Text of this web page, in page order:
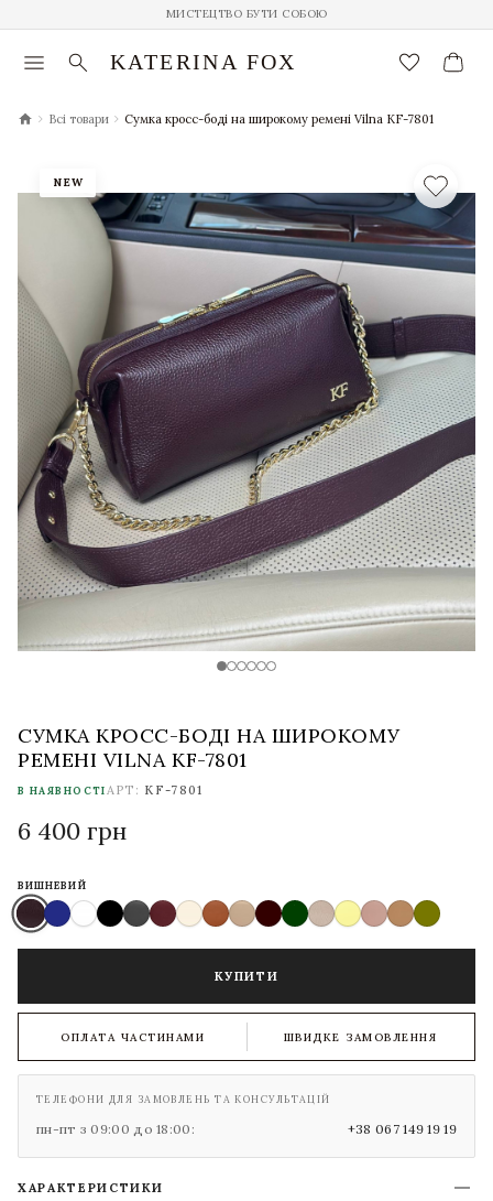
МИСТЕЦТВО БУТИ СОБОЮ
menu search KATERINA FOX favorite_border
chevron_right Всі товари chevron_right Сумка кросс-боді на широкому ремені Vilna KF-7801
NEW
СУМКА КРОСС-БОДІ НА ШИРОКОМУ
РЕМЕНІ VILNA KF-7801
В НАЯВНОСТІАРТ: KF-7801
6 400 грн
ВИШНЕВИЙ
КУПИТИ
ОПЛАТА ЧАСТИНАМИ ШВИДКЕ ЗАМОВЛЕННЯ
ТЕЛЕФОНИ ДЛЯ ЗАМОВЛЕНЬ ТА КОНСУЛЬТАЦІЙ
пн-пт з 09:00 до 18:00: +38 067 149 19 19
ХАРАКТЕРИСТИКИ